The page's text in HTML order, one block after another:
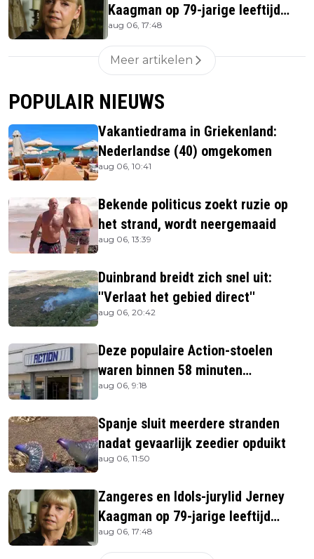
Kaagman op 79-jarige leeftijd
overleden
aug 06, 17:48
Meer artikelen
POPULAIR NIEUWS
Vakantiedrama in Griekenland:
Nederlandse (40) omgekomen
aug 06, 10:41
Bekende politicus zoekt ruzie op
het strand, wordt neergemaaid
aug 06, 13:39
Duinbrand breidt zich snel uit:
''Verlaat het gebied direct''
aug 06, 20:42
Deze populaire Action-stoelen
waren binnen 58 minuten
uitverkocht zijn vandaag weer te
aug 06, 9:18
Spanje sluit meerdere stranden
nadat gevaarlijk zeedier opduikt
aug 06, 11:50
Zangeres en Idols-jurylid Jerney
Kaagman op 79-jarige leeftijd
overleden
aug 06, 17:48